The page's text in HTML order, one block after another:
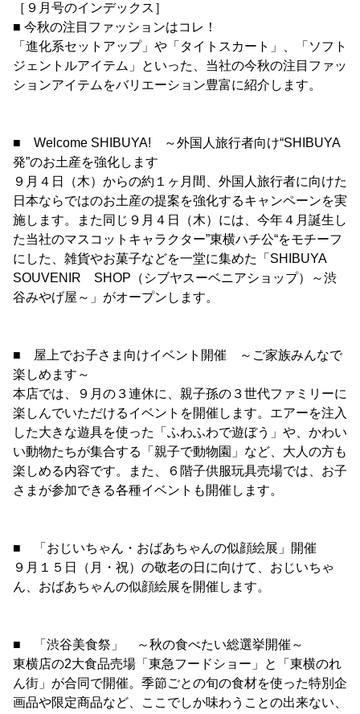
［９月号のインデックス］
■ 今秋の注目ファッションはコレ！
「進化系セットアップ」や「タイトスカート」、「ソフト
ジェントルアイテム」といった、当社の今秋の注目ファッ
ションアイテムをバリエーション豊富に紹介します。
■ Welcome SHIBUYA! ～外国人旅行者向け“SHIBUYA
発”のお土産を強化します
９月４日（木）からの約１ヶ月間、外国人旅行者に向けた
日本ならではのお土産の提案を強化するキャンペーンを実
施します。また同じ９月４日（木）には、今年４月誕生し
た当社のマスコットキャラクター”東横ハチ公“をモチーフ
にした、雑貨やお菓子などを一堂に集めた「SHIBUYA
SOUVENIR SHOP（シブヤスーベニアショップ）～渋
谷みやげ屋～」がオープンします。
■ 屋上でお子さま向けイベント開催 ～ご家族みんなで
楽しめます～
本店では、９月の３連休に、親子孫の３世代ファミリーに
楽しんでいただけるイベントを開催します。エアーを注入
した大きな遊具を使った「ふわふわで遊ぼう」や、かわい
い動物たちが集合する「親子で動物園」など、大人の方も
楽しめる内容です。また、６階子供服玩具売場では、お子
さまが参加できる各種イベントも開催します。
■ 「おじいちゃん・おばあちゃんの似顔絵展」開催
９月１５日（月・祝）の敬老の日に向けて、おじいちゃ
ん、おばあちゃんの似顔絵展を開催します。
■ 「渋谷美食祭」 ～秋の食べたい総選挙開催～
東横店の2大食品売場「東急フードショー」と「東横のれ
ん街」が合同で開催。季節ごとの旬の食材を使った特別企
画品や限定商品など、ここでしか味わうことの出来ない、